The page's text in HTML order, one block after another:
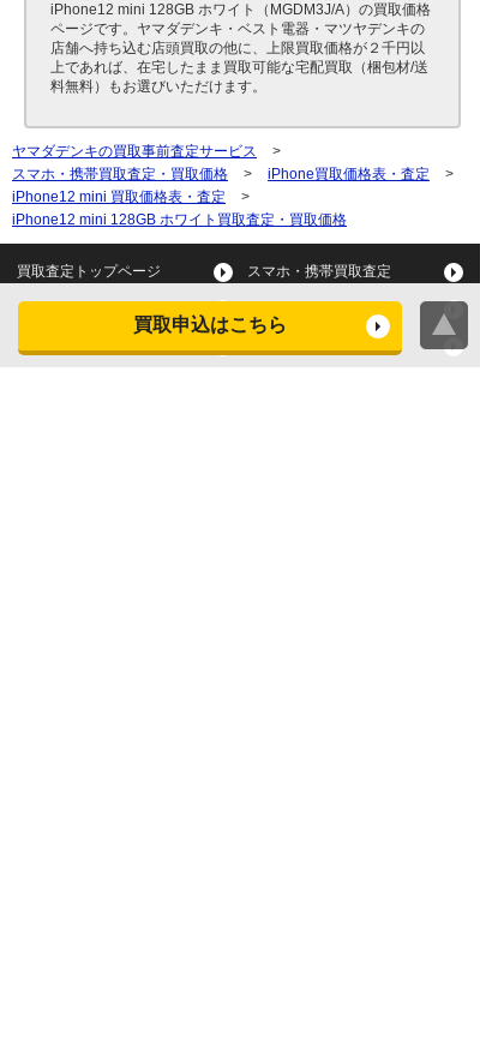
買取申込はこちら
iPhone12 mini 128GB ホワイト（MGDM3J/A）の買取価格
ページです。ヤマダデンキ・ベスト電器・マツヤデンキの
店舗へ持ち込む店頭買取の他に、上限買取価格が２千円以
上であれば、在宅したまま買取可能な宅配買取（梱包材/送
料無料）もお選びいただけます。
ヤマダデンキの買取事前査定サービス
>
スマホ・携帯買取査定・買取価格
> iPhone買取価格表・査定
>
iPhone12 mini 買取価格表・査定
>
iPhone12 mini 128GB ホワイト買取査定・買取価格
買取査定トップページ スマホ・携帯買取査定
タブレット買取査定
スマートウォッチ買取査定